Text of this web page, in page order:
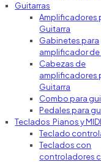
Guitarras
Amplificadores
Guitarra
Gabinetes para
amplificador de
Cabezas de
amplificadores
Guitarra
Combo para
Pedales para
Teclados Pianos y MIDI
Teclado
Teclados con
controladores